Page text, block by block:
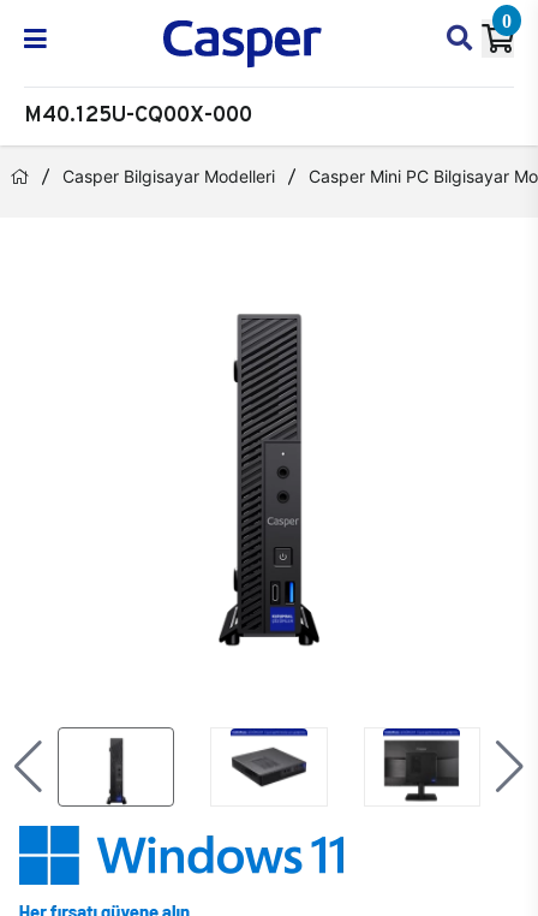
0
M40.125U-CQ00X-000
Casper Bilgisayar Modelleri Casper Mini PC Bilgisayar